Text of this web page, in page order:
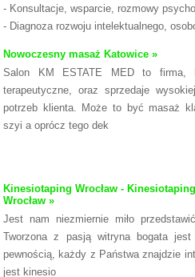
- Konsultacje, wsparcie, rozmowy
- Diagnoza rozwoju intelektualnego,
Nowoczesny masaż Katowice »
Salon KM ESTATE MED to firma,
terapeutyczne, oraz sprzedaje
potrzeb klienta. Może to być masaż
szyi a oprócz tego dek
Kinesiotaping Wrocław -
Wrocław »
Jest nam niezmiernie miło
Tworzona z pasją witryna bogata
pewnością, każdy z Państwa znajdzie
jest kinesio